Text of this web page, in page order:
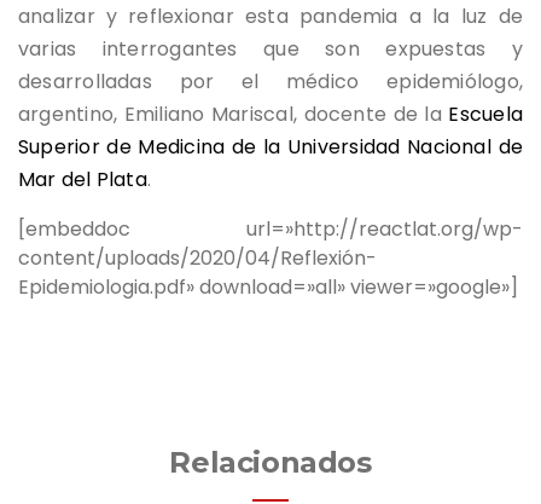
analizar y reflexionar esta pandemia a la luz de
varias interrogantes que son expuestas y
desarrolladas por el médico epidemiólogo,
argentino, Emiliano Mariscal, docente de la Escuela
Superior de Medicina de la Universidad Nacional de
Mar del Plata.
[embeddoc url=»http://reactlat.org/wp-
content/uploads/2020/04/Reflexión-
Epidemiologia.pdf» download=»all» viewer=»google»]
Relacionados